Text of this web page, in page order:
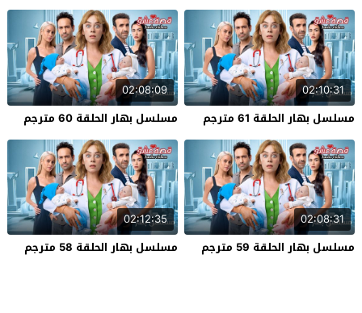
02:10:31
مسلسل بهار الحلقة 61 مترجم
02:08:09
مسلسل بهار الحلقة 60 مترجم
02:08:31
مسلسل بهار الحلقة 59 مترجم
02:12:35
مسلسل بهار الحلقة 58 مترجم